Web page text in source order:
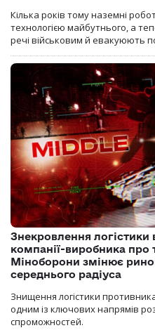
Кілька років тому наземні
технологією майбутнього, а
речі військовим й евакуюють
Знекровлення логістики
компанії-виробника про
Міноборони змінює
середнього радіуса
Знищення логістики
одним із ключових напрямів
спроможностей.